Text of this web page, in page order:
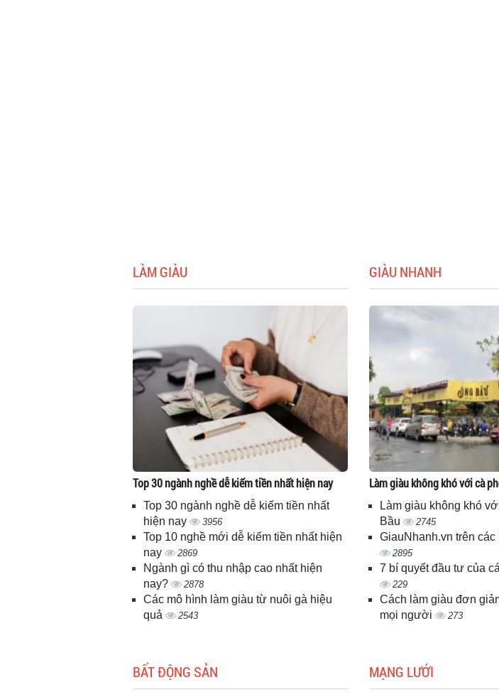
LÀM GIÀU
Top 30 ngành nghề dễ kiếm tiền nhất hiện nay
Top 30 ngành nghề dễ kiếm tiền nhất
hiện nay
3956
Top 10 nghề mới dễ kiếm tiền nhất hiện
nay
2869
Ngành gì có thu nhập cao nhất hiện
nay?
2878
Các mô hình làm giàu từ nuôi gà hiệu
quả
2543
GIÀU NHANH
Làm giàu không khó với cà
Làm giàu không khó
Bầu
2745
GiauNhanh.vn trên các
2895
7 bí quyết đầu tư của
229
Cách làm giàu đơn
mọi người
273
BẤT ĐỘNG SẢN MẠNG LƯỚI